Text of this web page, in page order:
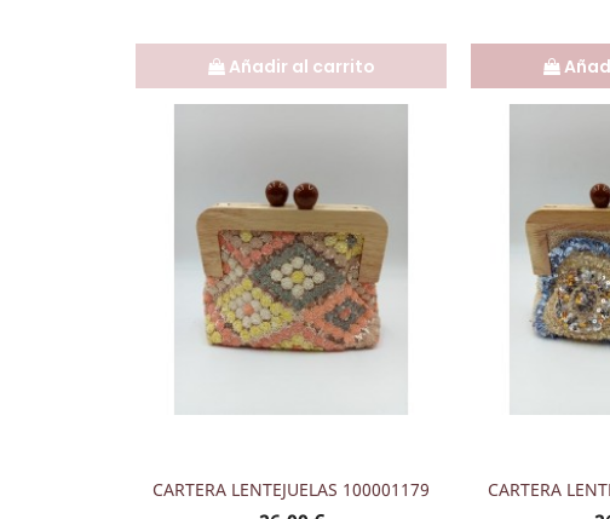
Añadir al carrito
CARTERA LENTEJUELAS 100001179
 CARTERA